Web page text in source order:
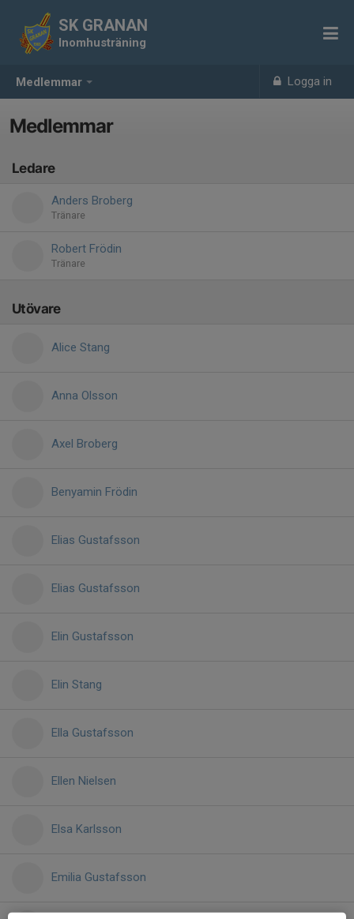
Medlemmar Logga in
SK GRANAN
Inomhusträning
Medlemmar
Ledare
Anders Broberg
Tränare
Robert Frödin
Tränare
Utövare
Alice Stang
Anna Olsson
Axel Broberg
Benyamin Frödin
Elias Gustafsson
Elias Gustafsson
Elin Gustafsson
Elin Stang
Ella Gustafsson
Ellen Nielsen
Elsa Karlsson
Emilia Gustafsson